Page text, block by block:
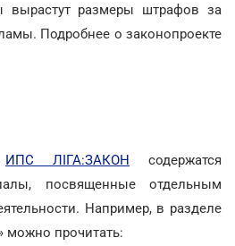
вырастут размеры штрафов за
Подробнее о законопроекте
ИПС ЛІГА:ЗАКОН содержатся
посвященные отдельным
Например, в разделе
можно прочитать: